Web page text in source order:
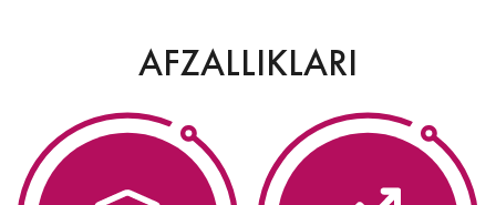
AFZALLIKLARI